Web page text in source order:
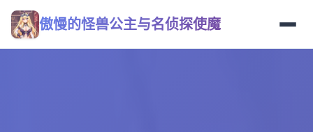
傲慢的怪兽公主与名侦探使魔